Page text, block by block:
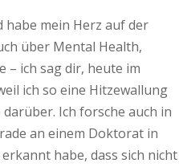
habe mein Herz auf der
über Mental Health,
– ich sag dir, heute im
ich so eine Hitzewallung
Ich forsche auch in
an einem Doktorat in
habe, dass sich nicht